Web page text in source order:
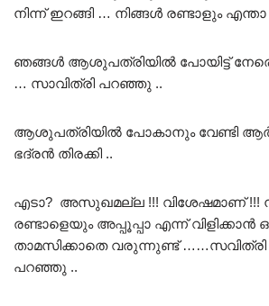
നിന്ന് ഇറങ്ങി … നിങ്ങൾ രണ്ടാളും എന്താ
ഞങ്ങൾ ആശുപത്രിയിൽ പോയിട്ട്
… സാവിത്രി പറഞ്ഞു ..
ആശുപത്രിയിൽ പോകാനും വേണ്ടി
ഭദ്രൻ തിരക്കി ..
എടാ? അസുഖമല്ല !!! വിശേഷമാണ് !!!
രണ്ടാളെയും അപ്പൂപ്പാ എന്ന് വിളിക്കാൻ
താമസിക്കാതെ വരുന്നുണ്ട്‌ ……സവിത്രി
പറഞ്ഞു ..